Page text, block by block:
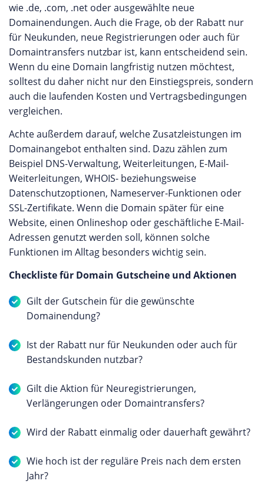
wie .de, .com, .net oder ausgewählte neue
Domainendungen. Auch die Frage, ob der Rabatt nur
für Neukunden, neue Registrierungen oder auch für
Domaintransfers nutzbar ist, kann entscheidend sein.
Wenn du eine Domain langfristig nutzen möchtest,
solltest du daher nicht nur den Einstiegspreis, sondern
auch die laufenden Kosten und Vertragsbedingungen
vergleichen.
Achte außerdem darauf, welche Zusatzleistungen im
Domainangebot enthalten sind. Dazu zählen zum
Beispiel DNS-Verwaltung, Weiterleitungen, E-Mail-
Weiterleitungen, WHOIS- beziehungsweise
Datenschutzoptionen, Nameserver-Funktionen oder
SSL-Zertifikate. Wenn die Domain später für eine
Website, einen Onlineshop oder geschäftliche E-Mail-
Adressen genutzt werden soll, können solche
Funktionen im Alltag besonders wichtig sein.
Checkliste für Domain Gutscheine und Aktionen
Gilt der Gutschein für die gewünschte
Domainendung?
Ist der Rabatt nur für Neukunden oder auch für
Bestandskunden nutzbar?
Gilt die Aktion für Neuregistrierungen,
Verlängerungen oder Domaintransfers?
Wird der Rabatt einmalig oder dauerhaft gewährt?
Wie hoch ist der reguläre Preis nach dem ersten
Jahr?